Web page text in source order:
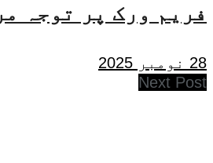
فریم ورک پر توجہ
28 نومبر 2025
Next Post